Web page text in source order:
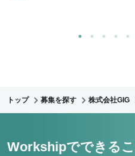
トップ 募集を探す 株式会社GIG
Workshipでできる